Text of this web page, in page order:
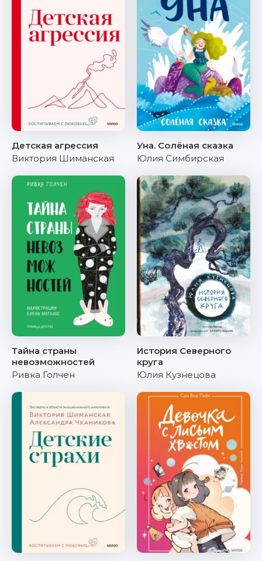
Детская агрессия
Виктория Шиманская
Уна. Солёная сказка
Юлия Симбирская
Тайна страны
невозможностей
Ривка Голчен
История Северного
круга
Юлия Кузнецова